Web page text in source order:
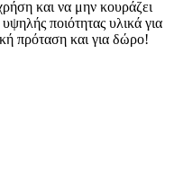
και να μην κουράζει
ποιότητας υλικά για
πρόταση και για δώρο!